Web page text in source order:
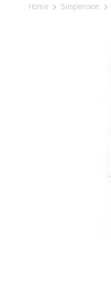
Home Suspension